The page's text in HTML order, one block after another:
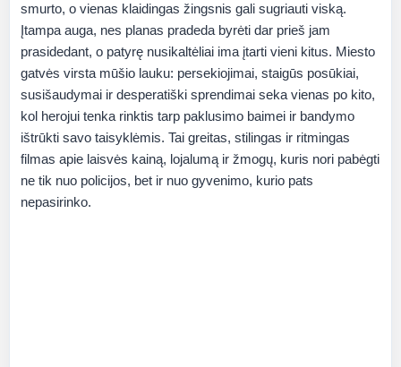
smurto, o vienas klaidingas žingsnis gali sugriauti viską.
Įtampa auga, nes planas pradeda byrėti dar prieš jam
prasidedant, o patyrę nusikaltėliai ima įtarti vieni kitus. Miesto
gatvės virsta mūšio lauku: persekiojimai, staigūs posūkiai,
susišaudymai ir desperatiški sprendimai seka vienas po kito,
kol herojui tenka rinktis tarp paklusimo baimei ir bandymo
ištrūkti savo taisyklėmis. Tai greitas, stilingas ir ritmingas
filmas apie laisvės kainą, lojalumą ir žmogų, kuris nori pabėgti
ne tik nuo policijos, bet ir nuo gyvenimo, kurio pats
nepasirinko.